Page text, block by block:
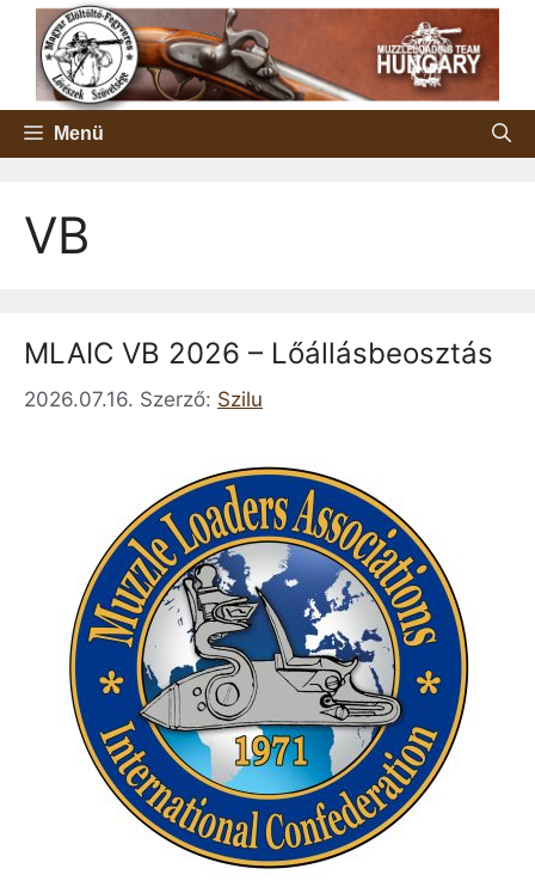
Kilépés
tartalomba
Menü
VB
MLAIC VB 2026 – Lőállásbeosztás
2026.07.16. Szerző: Szilu